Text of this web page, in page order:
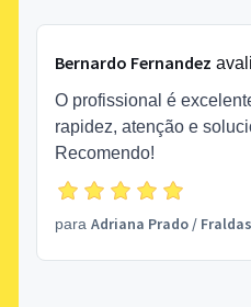
Bernardo Fernandez
O profissional é
rapidez, atenção e
Recomendo!
para Adriana Prado/